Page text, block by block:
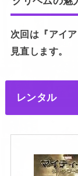
次回は『アイ
見直します。
レンタル